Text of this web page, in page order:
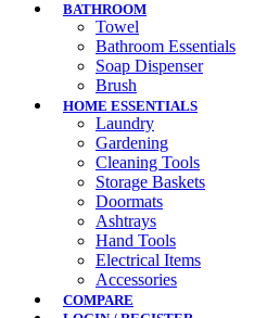
BATHROOM
Towel
Bathroom Essentials
Soap Dispenser
Brush
HOME ESSENTIALS
Laundry
Gardening
Cleaning Tools
Storage Baskets
Doormats
Ashtrays
Hand Tools
Electrical Items
Accessories
COMPARE